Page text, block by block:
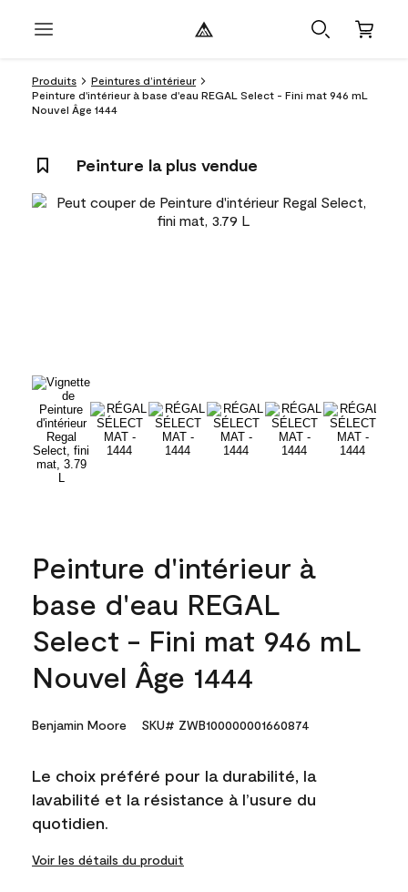
Produits
Peintures d’intérieur
Peinture d'intérieur à base d'eau REGAL Select - Fini mat 946 mL
Nouvel Âge 1444
Peinture la plus vendue
Peinture d'intérieur à
base d'eau REGAL
Select - Fini mat 946 mL
Nouvel Âge 1444
Benjamin Moore SKU# ZWB100000001660874
Le choix préféré pour la durabilité, la
lavabilité et la résistance à l’usure du
quotidien.
Voir les détails du produit